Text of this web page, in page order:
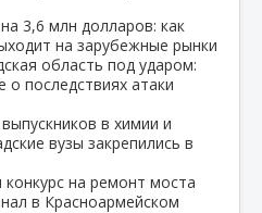
3,6 млн долларов: как
на зарубежные рынки
область под ударом:
о последствиях атаки
в химии и
вузы закрепились в
на ремонт моста
в Красноармейском